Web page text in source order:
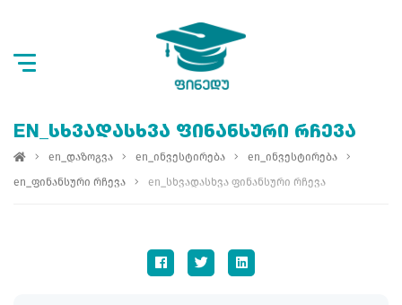
EN_ᲡᲮᲕᲐᲓᲐᲡᲮᲕᲐ ᲤᲘᲜᲐᲜᲡᲣᲠᲘ ᲠᲩᲔᲕᲐ
en_დაზოგვა en_ინვესტირება
en_ინვესტირება
en_ფინანსური რჩევა
en_სხვადასხვა ფინანსური რჩევა